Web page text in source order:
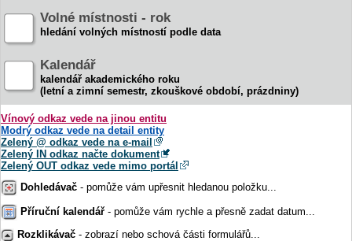
Volné místnosti - rok
hledání volných místností podle data
Kalendář
kalendář akademického roku
(letní a zimní semestr, zkouškové období, prázdniny)
Vínový odkaz vede na jinou entitu
Modrý odkaz vede na detail entity
Zelený @ odkaz vede na e-mail
Zelený IN odkaz načte dokument
Zelený OUT odkaz vede mimo portál
Dohledávač - pomůže vám upřesnit hledanou položku...
Příruční kalendář - pomůže vám rychle a přesně zadat datum...
Rozklikávač - zobrazí nebo schová části formulářů...